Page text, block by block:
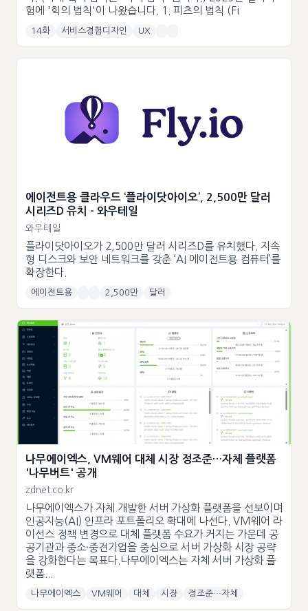
험에 '힉의 법칙'이 나왔습니다. 1. 피츠의 법칙 (Fi
14화 서비스경험디자인 UX
에이전트용 클라우드 ‘플라이닷아이오’, 2,500만 달러
시리즈D 유치 - 와우테일
와우테일
플라이닷아이오가 2,500만 달러 시리즈D를 유치했다. 지속
형 디스크와 보안 네트워크를 갖춘 ‘AI 에이전트용 컴퓨터’를
확장한다.
에이전트용 2,500만 달러
나무에이엑스, VM웨어 대체 시장 정조준…자체 플랫폼
'나무버트' 공개
zdnet.co.kr
나무에이엑스가 자체 개발한 서버 가상화 플랫폼을 선보이며
인공지능(AI) 인프라 포트폴리오 확대에 나선다. VM웨어 라
이선스 정책 변경으로 대체 플랫폼 수요가 커지는 가운데 공
공기관과 중소·중견기업을 중심으로 서버 가상화 시장 공략
을 강화한다는 목표다.나무에이엑스는 자체 서버 가상화 플
랫폼...
나무에이엑스 VM웨어 대체 시장 정조준…자체